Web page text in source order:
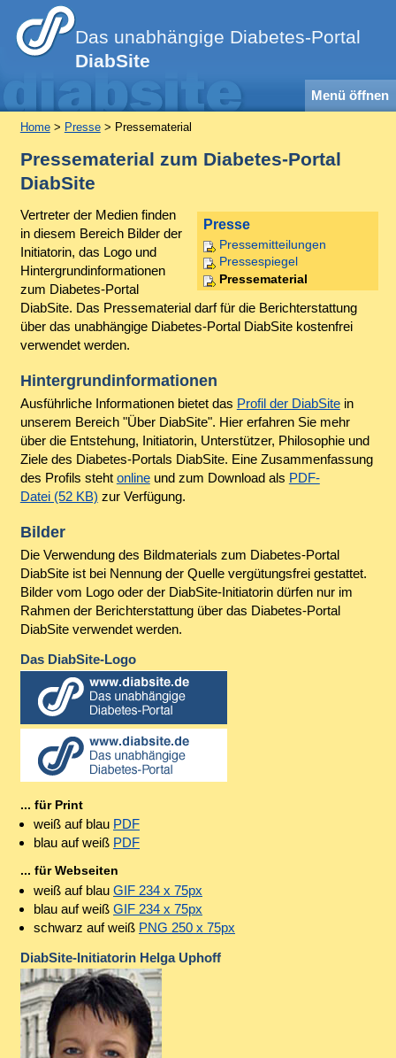
Das unabhängige Diabetes-Portal
DiabSite
Menü öffnen
Home> Presse> Pressematerial
Pressematerial zum Diabetes-Portal
DiabSite
Presse
Pressemitteilungen
Pressespiegel
Pressematerial
Vertreter der Medien finden
in diesem Bereich Bilder der
Initiatorin, das Logo und
Hintergrundinformationen
zum Diabetes-Portal
DiabSite. Das Pressematerial darf für die Berichterstattung
über das unabhängige Diabetes-Portal DiabSite kostenfrei
verwendet werden.
Hintergrundinformationen
Ausführliche Informationen bietet das Profil der DiabSitein
unserem Bereich "Über DiabSite". Hier erfahren Sie mehr
über die Entstehung, Initiatorin, Unterstützer, Philosophie und
Ziele des Diabetes-Portals DiabSite. Eine Zusammenfassung
des Profils steht onlineund zum Download als PDF-
Datei (52 KB) zur Verfügung.
Bilder
Die Verwendung des Bildmaterials zum Diabetes-Portal
DiabSite ist bei Nennung der Quelle vergütungsfrei gestattet.
Bilder vom Logo oder der DiabSite-Initiatorin dürfen nur im
Rahmen der Berichterstattung über das Diabetes-Portal
DiabSite verwendet werden.
Das DiabSite-Logo
... für Print
weiß auf blau PDF
blau auf weiß PDF
... für Webseiten
weiß auf blau GIF 234 x 75px
blau auf weiß GIF 234 x 75px
schwarz auf weiß PNG 250 x 75px
DiabSite-Initiatorin Helga Uphoff